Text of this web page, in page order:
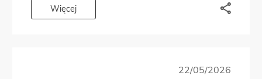
abyście mogli doświadczyć marki Planika z
różnych perspektyw. Dlatego […]
Więcej
22/05/2026